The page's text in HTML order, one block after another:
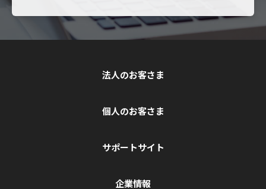
法人のお客さま
個人のお客さま
サポートサイト
企業情報